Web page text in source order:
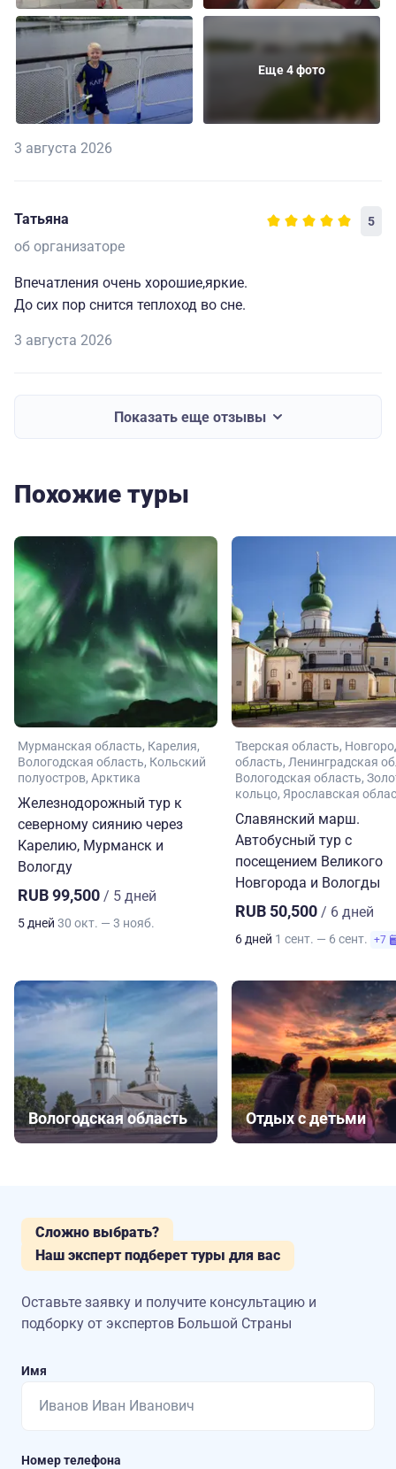
Еще 4 фото
3 августа 2026
Татьяна 5
об организаторе
Впечатления очень хорошие,яркие.
До сих пор снится теплоход во сне.
3 августа 2026
Показать еще отзывы
Похожие туры
Мурманская область Карелия
Вологодская область Кольский
полуостров Арктика
Железнодорожный тур к
северному сиянию через
Карелию, Мурманск и
Вологду
RUB 99,500 / 5 дней
5 дней 30 окт. — 3 нояб.
Тверская область
область Ленинградская
Вологодская область
кольцо Ярославская
Славянский марш.
Автобусный тур с
посещением Великого
Новгорода и Вологды
RUB 50,500 / 6 дней
6 дней 1 сент. — 6 сент. +7
Вологодская область Отдых с детьми
Сложно выбрать?
Наш эксперт подберет туры для вас
Оставьте заявку и получите консультацию и
подборку от экспертов Большой Страны
Имя
Номер телефона